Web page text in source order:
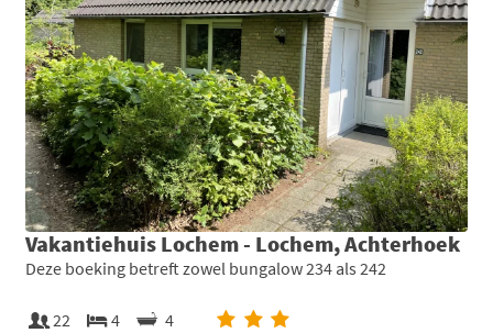
Vakantiehuis Lochem - Lochem, Achterhoek
Deze boeking betreft zowel bungalow 234 als 242
22 4
4